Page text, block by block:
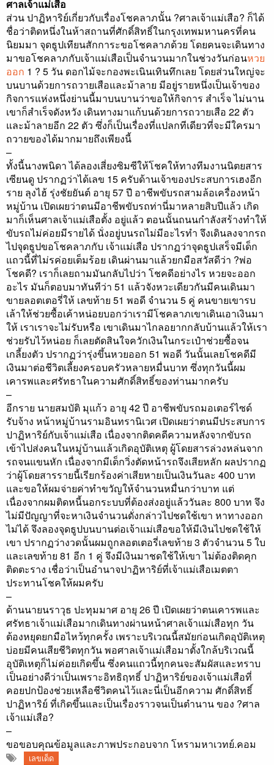
ศาลเจ้าแม่เสือ
ส่วน ปาฏิหาริย์เกี่ยวกับเรื่องโชคลาภนั้น ?ศาลเจ้าแม่เสือ? ก็ได้
ชื่อว่าติดหนึ่งในห้าสถานที่ศักดิ์สิทธิ์ในกรุงเทพมหานครที่คน
นิยมมา จุดธูปเทียนสักการะขอโชคลาภด้วย โดยคนจะเดินทาง
มาขอโชคลาภกับเจ้าแม่เสือเป็นจำนวนมากในช่วงวันก่อนหวย
ออก 1 ? 5 วัน ดอกไม้จะกองพะเนินเทินทึกเลย โดยส่วนใหญ่จะ
บนบานด้วยการถวายเสือและม้าลาย มีอยู่รายหนึ่งเป็นเจ้าของ
กิจการแห่งหนึ่งย่านนี้มาบนบานว่าขอให้กิจการ สำเร็จ ไม่นาน
เขาก็สำเร็จดังหวัง เดินทางมาแก้บนด้วยการถวายเสือ 22 ตัว
และม้าลายอีก 22 ตัว ซึ่งก็เป็นเรื่องที่แปลกทีเดียวที่จะมีใครมา
ถวายของได้มากมายถึงเพียงนี้
–
ทั้งนี้นางพนิดา ได้ลองเสี่ยงซิมซีให้โชคให้ทางทีมงานนิตยสาร
เซียนดู ปรากฏว่าได้เลข 15 ครับด้านเจ้าของประสบการเฮงอีก
ราย ลุงไฮ้ รุ่งชัยยันต์ อายุ 57 ปี อาชีพขับรถสามล้อเครื่องหน้า
หมู่บ้าน เปิดเผยว่าตนมีอาชีพขับรถท่านี่มาหลายสิบปีแล้ว เกิด
มาก็เห็นศาลเจ้าแม่เสือตั้ง อยู่แล้ว ตอนนั้นถนนกำลังสร้างทำให้
ขับรถไม่ค่อยมีรายได้ นั่งอยู่บนรถไม่มีอะไรทำ จึงเดินลงจากรถ
ไปจุดธูปขอโชคลาภกับ เจ้าแม่เสือ ปรากฏว่าจุดธูปเสร็จมีเด็ก
แถวนี้ที่ไม่รค่อยเต็มร้อย เดินผ่านมาแล้วยกมือสวัสดีว่า ?พ่อ
โชคดี? เราก็เลยถามมันกลับไปว่า โชคดีอย่างไร หวยจะออก
อะไร มันก็ตอบมาทันทีว่า 51 แล้วจังหวะเดียวกันมีคนเดินมา
ขายลอตเตอรี่ให้ เลขท้าย 51 พอดี จำนวน 5 คู่ คนขายเขารบ
เล้าให้ช่วยซื้อเค้าหน่อยบอกว่าเรามีโชคลาภเขาเดินเอาเงินมา
ให้ เราเราจะไม่รับหรือ เขาเดินมาไกลอยากกลับบ้านแล้วให้เรา
ช่วยรับไว้หน่อย ก็เลยตัดสินใจควักเงินในกระเป๋าช่วยซื้อจน
เกลี้ยงตัว ปรากฏว่ารุ่งขึ้นหวยออก 51 พอดี วันนั้นเลยโชคดีมี
เงินมาต่อชีวิตเลี้ยงครอบครัวหลายหมื่นบาท ซึ่งทุกวันนี้ผม
เคารพและศรัทธาในความศักดิ์สิทธิ์ของท่านมากครับ
–
อีกราย นายสมบัติ มุแก้ว อายุ 42 ปี อาชีพขับรถมอเตอร์ไซด์
รับจ้าง หน้าหมู่บ้านรามอินทรานิเวศ เปิดเผยว่าตนมีประสบการ
ปาฏิหาริย์กับเจ้าแม่เสือ เนื่องจากติดคดีความหลังจากขับรถ
เข้าไปส่งคนในหมู่บ้านแล้วเกิดอุบัติเหตุ ผู้โดยสารล่วงหล่นจาก
รถจนแขนหัก เนื่องจากมีเด็กวิ่งตัดหน้ารถจึงเสียหลัก ผลปรากฏ
ว่าผู้โดยสารรายนี้เรียกร้องค่าเสียหายเป็นเงินวันละ 400 บาท
และขอให้ผมจ่ายค่าทำขวัญให้จำนวนหมื่นกว่าบาท แต่
เนื่องจากผมติดหนี้นอกระบบที่ต้องส่งอยู่แล้ววันละ 800 บาท จึง
ไม่มีปัญญาที่จะหาเงินจำนวนดั่งกล่าวไปชดใช้เขา หาทางออก
ไม่ได้ จึงลองจุดธูปบนบานต่อเจ้าแม่เสือขอให้มีเงินไปชดใช้ให้
เขา ปรากฏว่างวดนั้นผมถูกลอตเตอรี่เลขท้าย 3 ตัวจำนวน 5 ใบ
และเลขท้าย 81 อีก 1 คู่ จึงมีเงินมาชดใช้ให้เขา ไม่ต้องติดคุก
ติดตะราง เชื่อว่าเป็นอำนาจปาฏิหาริย์ที่เจ้าแม่เสือเมตตา
ประทานโชคให้ผมครับ
–
ด้านนายนราวุธ ปะทุมมาศ อายุ 26 ปี เปิดเผยว่าตนเคารพและ
ศรัทธาเจ้าแม่เสือมากเดินทางผ่านหน้าศาลเจ้าแม่เสือทุก วัน
ต้องหยุดยกมือไหว้ทุกครั้ง เพราะบริเวณนี้สมัยก่อนเกิดอุบัติเหตุ
บ่อยมีคนเสียชีวิตทุกวัน พอศาลเจ้าแม่เสือมาตั้งใกล้บริเวณนี้
อุบัติเหตุก็ไม่ค่อยเกิดขึ้น ซึ่งคนแถวนี้ทุกคนจะสัมผัสและทราบ
เป็นอย่างดีว่าเป็นเพราะอิทธิฤทธิ์ ปาฏิหาริย์ของเจ้าแม่เสือที่
คอยปกป้องช่วยเหลือชีวิตคนไว้และนี่เป็นอีกความ ศักดิ์สิทธิ์
ปาฏิหาริย์ ที่เกิดขึ้นและเป็นเรื่องราวจนเป็นตำนาน ของ ?ศาล
เจ้าแม่เสือ?
–
ขอขอบคุณข้อมูลและภาพประกอบจาก โหรามหาเวทย์.คอม
เลขเด็ด